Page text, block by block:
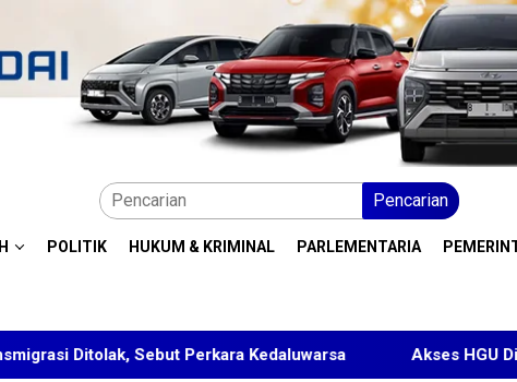
Pencarian
POLITIK HUKUM & KRIMINAL PARLEMENTARIA
Perkara Kedaluwarsa Akses HGU Ditolak, Warga